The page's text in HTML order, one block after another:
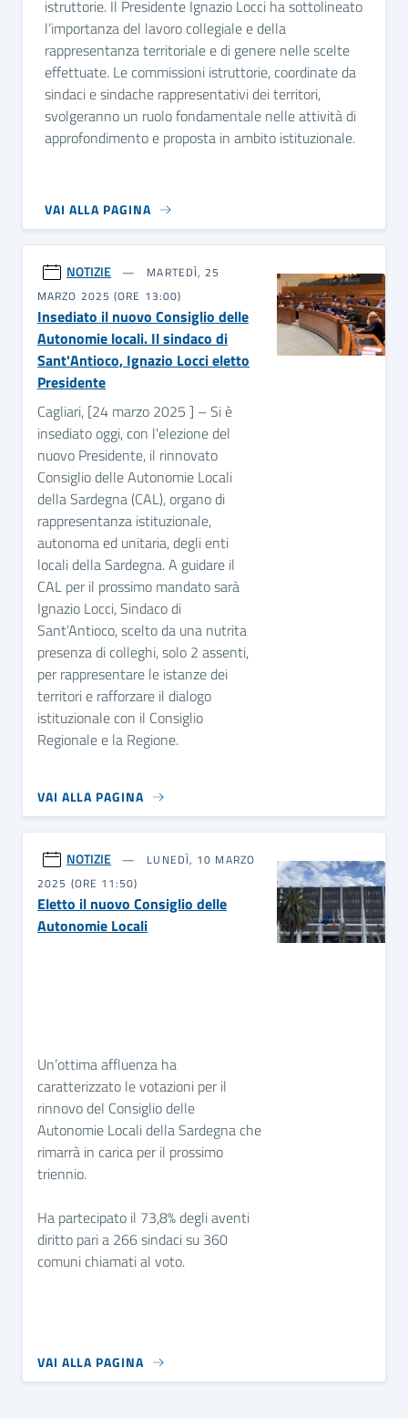
istruttorie. Il Presidente Ignazio Locci ha sottolineato
l’importanza del lavoro collegiale e della
rappresentanza territoriale e di genere nelle scelte
effettuate. Le commissioni istruttorie, coordinate da
sindaci e sindache rappresentativi dei territori,
svolgeranno un ruolo fondamentale nelle attività di
approfondimento e proposta in ambito istituzionale.
VAI ALLA PAGINA
NOTIZIE
MARTEDÌ, 25
MARZO 2025 (ORE 13:00)
Insediato il nuovo Consiglio delle
Autonomie locali. Il sindaco di
Sant'Antioco, Ignazio Locci eletto
Presidente
Cagliari, [24 marzo 2025 ] – Si è
insediato oggi, con l'elezione del
nuovo Presidente, il rinnovato
Consiglio delle Autonomie Locali
della Sardegna (CAL), organo di
rappresentanza istituzionale,
autonoma ed unitaria, degli enti
locali della Sardegna. A guidare il
CAL per il prossimo mandato sarà
Ignazio Locci, Sindaco di
Sant’Antioco, scelto da una nutrita
presenza di colleghi, solo 2 assenti,
per rappresentare le istanze dei
territori e rafforzare il dialogo
istituzionale con il Consiglio
Regionale e la Regione.
VAI ALLA PAGINA
NOTIZIE
LUNEDÌ, 10 MARZO
2025 (ORE 11:50)
Eletto il nuovo Consiglio delle
Autonomie Locali
Un’ottima affluenza ha
caratterizzato le votazioni per il
rinnovo del Consiglio delle
Autonomie Locali della Sardegna che
rimarrà in carica per il prossimo
triennio.
Ha partecipato il 73,8% degli aventi
diritto pari a 266 sindaci su 360
comuni chiamati al voto.
VAI ALLA PAGINA